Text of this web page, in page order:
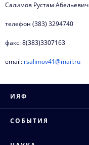
Салимов Рустам Абельевич
телефон (383) 3294740
факс: 8(383)3307163
email: rsalimov41@mail.ru
ИЯФ
СОБЫТИЯ